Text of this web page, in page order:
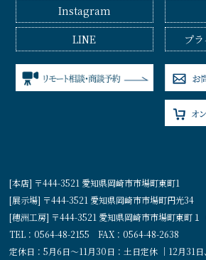
Instagram
LINE
プ
[本店] 〒444-3521 愛知県岡崎市市場町東町1
[展示場] 〒444-3521 愛知県岡崎市市場町円光34
[穂洲工房] 〒444-3521 愛知県岡崎市市場町東町１
TEL：0564-48-2155 FAX：0564-48-2638
定休日：5月6日〜11月30日：土日定休 ｜12月31